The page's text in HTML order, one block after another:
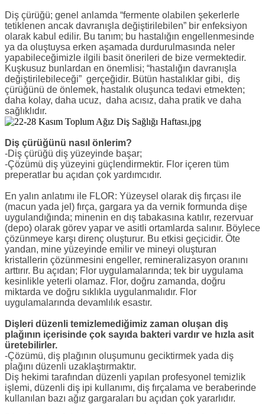
Diş çürüğü; genel anlamda “fermente olabilen şekerlerle
tetiklenen ancak davranışla değiştirilebilen” bir enfeksiyon
olarak kabul edilir. Bu tanım; bu hastalığın engellenmesinde
ya da oluştuysa erken aşamada durdurulmasında neler
yapabileceğimizle ilgili basit önerileri de bize vermektedir.
Kuşkusuz bunlardan en önemlisi; “hastalığın davranışla
değiştirilebileceği” gerçeğidir. Bütün hastalıklar gibi, diş
çürüğünü de önlemek, hastalık oluşunca tedavi etmekten;
daha kolay, daha ucuz, daha acısız, daha pratik ve daha
sağlıklıdır.
Diş çürüğünü nasıl önlerim?
-Diş çürüğü diş yüzeyinde başar;
-Çözümü diş yüzeyini güçlendirmektir. Flor içeren tüm
preperatlar bu açıdan çok yardımcıdır.
En yalın anlatımı ile FLOR: Yüzeysel olarak diş fırçası ile
(macun yada jel) fırça, gargara ya da vernik formunda dişe
uygulandığında; minenin en dış tabakasına katılır, rezervuar
(depo) olarak görev yapar ve asitli ortamlarda salınır. Böylece
çözünmeye karşı direnç oluşturur. Bu etkisi geçicidir. Öte
yandan, mine yüzeyinde emilir ve mineyi oluşturan
kristallerin çözünmesini engeller, remineralizasyon oranını
arttırır. Bu açıdan; Flor uygulamalarında; tek bir uygulama
kesinlikle yeterli olamaz. Flor, doğru zamanda, doğru
miktarda ve doğru sıklıkla uygulanmalıdır. Flor
uygulamalarında devamlılık esastır.
Dişleri düzenli temizlemediğimiz zaman oluşan diş
plağının içerisinde çok sayıda bakteri vardır ve hızla asit
üretebilirler.
-Çözümü, diş plağının oluşumunu geciktirmek yada diş
plağını düzenli uzaklaştırmaktır.
Diş hekimi tarafından düzenli yapılan profesyonel temizlik
işlemi, düzenli diş ipi kullanımı, diş fırçalama ve beraberinde
kullanılan bazı ağız gargaraları bu açıdan çok yararlıdır.